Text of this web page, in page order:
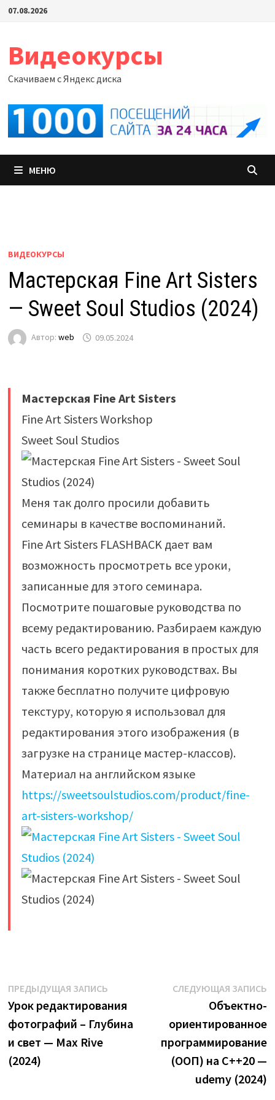
Перейти
07.08.2026
Видеокурсы
Скачиваем с Яндекс диска
МЕНЮ
ВИДЕОКУРСЫ
Мастерская Fine Art Sisters
— Sweet Soul Studios (2024)
Автор: web 09.05.2024
Мастерская Fine Art Sisters
Fine Art Sisters Workshop
Sweet Soul Studios
Меня так долго просили добавить
семинары в качестве воспоминаний.
Fine Art Sisters FLASHBACK дает вам
возможность просмотреть все уроки,
записанные для этого семинара.
Посмотрите пошаговые руководства по
всему редактированию. Разбираем каждую
часть всего редактирования в простых для
понимания коротких руководствах. Вы
также бесплатно получите цифровую
текстуру, которую я использовал для
редактирования этого изображения (в
загрузке на странице мастер-классов).
Материал на английском языке
https://sweetsoulstudios.com/product/fine-
art-sisters-workshop/
Навигация
по
записям
ПРЕДЫДУЩАЯ ЗАПИСЬПредыдущая
запись:
Урок редактирования
фотографий – Глубина
и свет — Max Rive
(2024)
СЛЕДУЮЩАЯ ЗАПИСЬ
Объектно-
ориентированное
программирование
(ООП) на C++20 —
udemy (2024)